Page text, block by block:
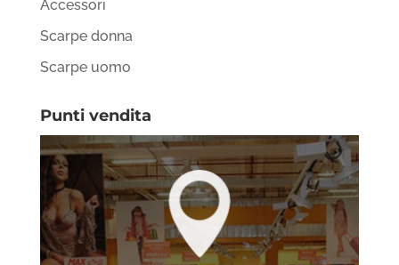
Accessori
Scarpe donna
Scarpe uomo
Punti vendita